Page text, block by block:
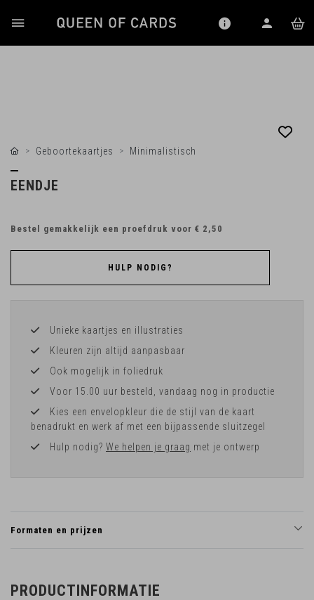
Geboortekaartjes Minimalistisch
EENDJE
Bestel gemakkelijk een proefdruk voor € 2,50
HULP NODIG?
Unieke kaartjes en illustraties
Kleuren zijn altijd aanpasbaar
Ook mogelijk in foliedruk
Voor 15.00 uur besteld, vandaag nog in productie
Kies een envelopkleur die de stijl van de kaart
benadrukt en werk af met een bijpassende sluitzegel
Hulp nodig? We helpen je graag met je ontwerp
Formaten en prijzen
PRODUCTINFORMATIE